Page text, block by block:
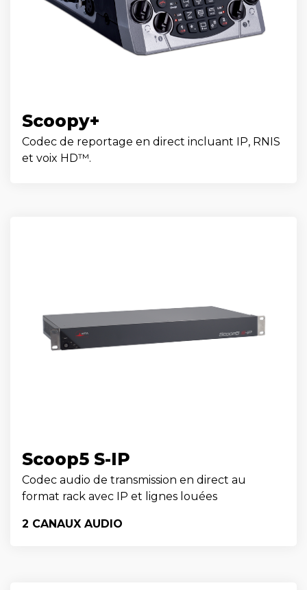
Scoopy+
Codec de reportage en direct incluant IP, RNIS
et voix HD™.
Scoop5 S-IP
Codec audio de transmission en direct au
format rack avec IP et lignes louées
2 CANAUX AUDIO